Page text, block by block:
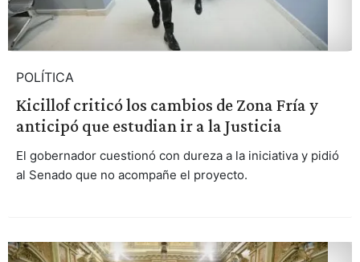
POLÍTICA
Kicillof criticó los cambios de Zona Fría y
anticipó que estudian ir a la Justicia
El gobernador cuestionó con dureza a la iniciativa y pidió
al Senado que no acompañe el proyecto.